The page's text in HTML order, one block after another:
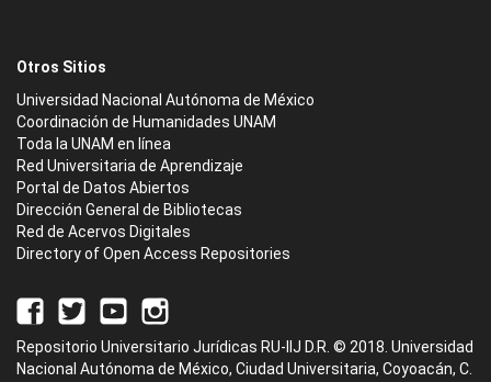
Otros Sitios
Universidad Nacional Autónoma de México
Coordinación de Humanidades UNAM
Toda la UNAM en línea
Red Universitaria de Aprendizaje
Portal de Datos Abiertos
Dirección General de Bibliotecas
Red de Acervos Digitales
Directory of Open Access Repositories
Repositorio Universitario Jurídicas RU-IIJ D.R. © 2018. Universidad
Nacional Autónoma de México, Ciudad Universitaria, Coyoacán, C.